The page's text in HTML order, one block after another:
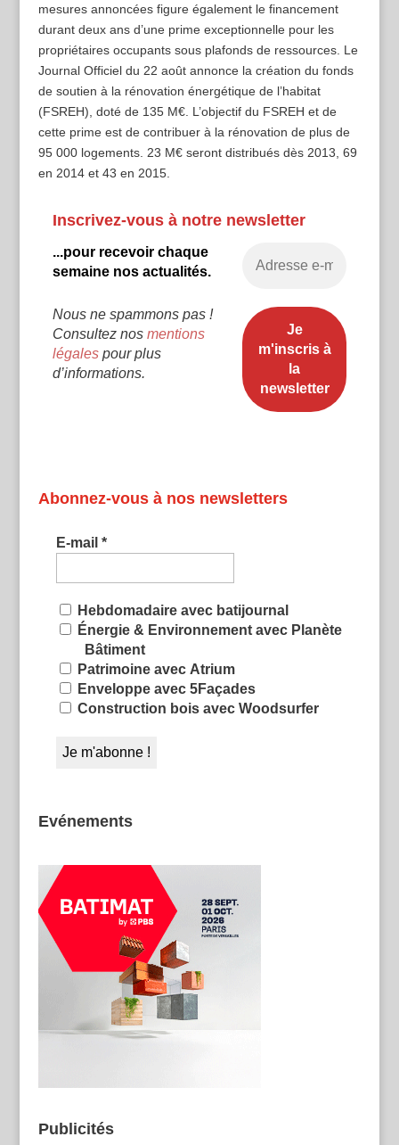
mesures annoncées figure également le financement
durant deux ans d’une prime exceptionnelle pour les
propriétaires occupants sous plafonds de ressources. Le
Journal Officiel du 22 août annonce la création du fonds
de soutien à la rénovation énergétique de l’habitat
(FSREH), doté de 135 M€. L’objectif du FSREH et de
cette prime est de contribuer à la rénovation de plus de
95 000 logements. 23 M€ seront distribués dès 2013, 69
en 2014 et 43 en 2015.
Inscrivez-vous à notre newsletter
...pour recevoir chaque
semaine nos actualités.
Nous ne spammons pas !
Consultez nos mentions
légalespour plus
d’informations.
Abonnez-vous à nos newsletters
E-mail *
Hebdomadaire avec batijournal
Énergie & Environnement avec Planète
Bâtiment
Patrimoine avec Atrium
Enveloppe avec 5Façades
Construction bois avec Woodsurfer
Evénements
Publicités